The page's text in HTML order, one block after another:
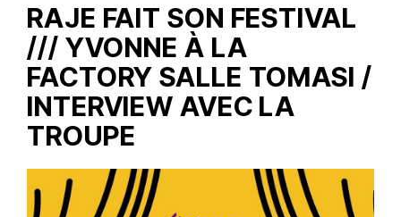
RAJE FAIT SON FESTIVAL
/// YVONNE À LA
FACTORY SALLE TOMASI /
INTERVIEW AVEC LA
TROUPE